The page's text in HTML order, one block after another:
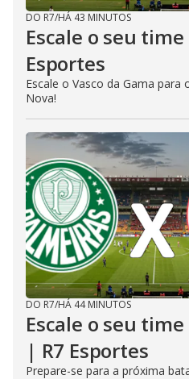
DO R7/HÁ 43 MINUTOS
Escale o seu
Esportes
Escale o Vasco da Gama
Nova!
DO R7/HÁ 44 MINUTOS
Escale o seu
| R7 Esportes
Prepare-se para a próxima